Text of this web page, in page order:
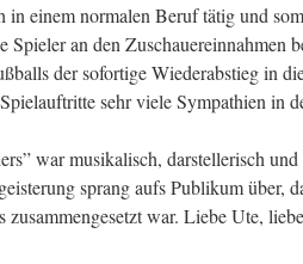
in einem normalen Beruf tätig und
Spieler an den Zuschauereinnahmen
der sofortige Wiederabstieg in
sehr viele Sympathien in
war musikalisch, darstellerisch
sprang aufs Publikum über,
zusammengesetzt war. Liebe Ute,